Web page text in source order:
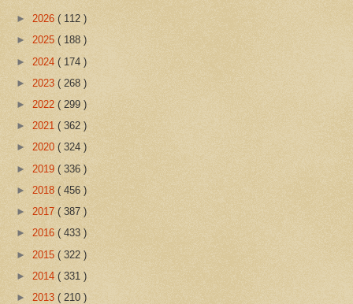
► 2026 ( 112 )
► 2025 ( 188 )
► 2024 ( 174 )
► 2023 ( 268 )
► 2022 ( 299 )
► 2021 ( 362 )
► 2020 ( 324 )
► 2019 ( 336 )
► 2018 ( 456 )
► 2017 ( 387 )
► 2016 ( 433 )
► 2015 ( 322 )
► 2014 ( 331 )
► 2013 ( 210 )